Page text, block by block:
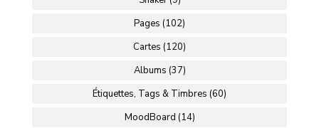
Pages (102)
Cartes (120)
Albums (37)
Étiquettes, Tags & Timbres (60)
MoodBoard (14)